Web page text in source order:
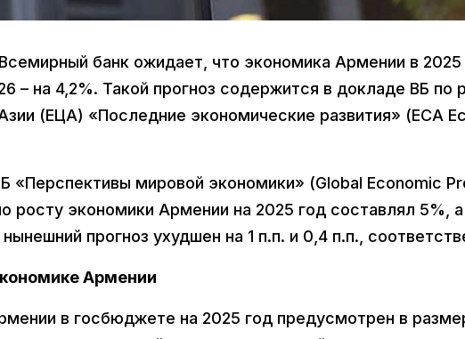
банк ожидает, что экономика Армении в 2025
– на 4,2%. Такой прогноз содержится в докладе ВБ по
(ЕЦА) «Последние экономические развития» (ECA
«Перспективы мировой экономики» (Global Economic
росту экономики Армении на 2025 год составлял 5%,
прогноз ухудшен на 1 п.п. и 0,4 п.п.,
Армении
в госбюджете на 2025 год предусмотрен в